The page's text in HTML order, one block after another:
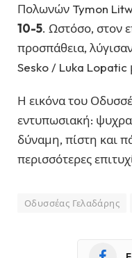
Πολωνών Tymon
10-5. Ωστόσο, στον
προσπάθεια,
Sesko / Luka Lopatic
Η εικόνα του
εντυπωσιακή:
δύναμη, πίστη και
περισσότερες
Οδυσσέας Γελαδάρης